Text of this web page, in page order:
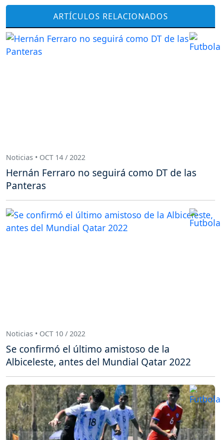
ARTÍCULOS RELACIONADOS
Noticias • OCT 14 / 2022
Hernán Ferraro no seguirá como DT de las
Panteras
Noticias • OCT 10 / 2022
Se confirmó el último amistoso de la
Albiceleste, antes del Mundial Qatar 2022